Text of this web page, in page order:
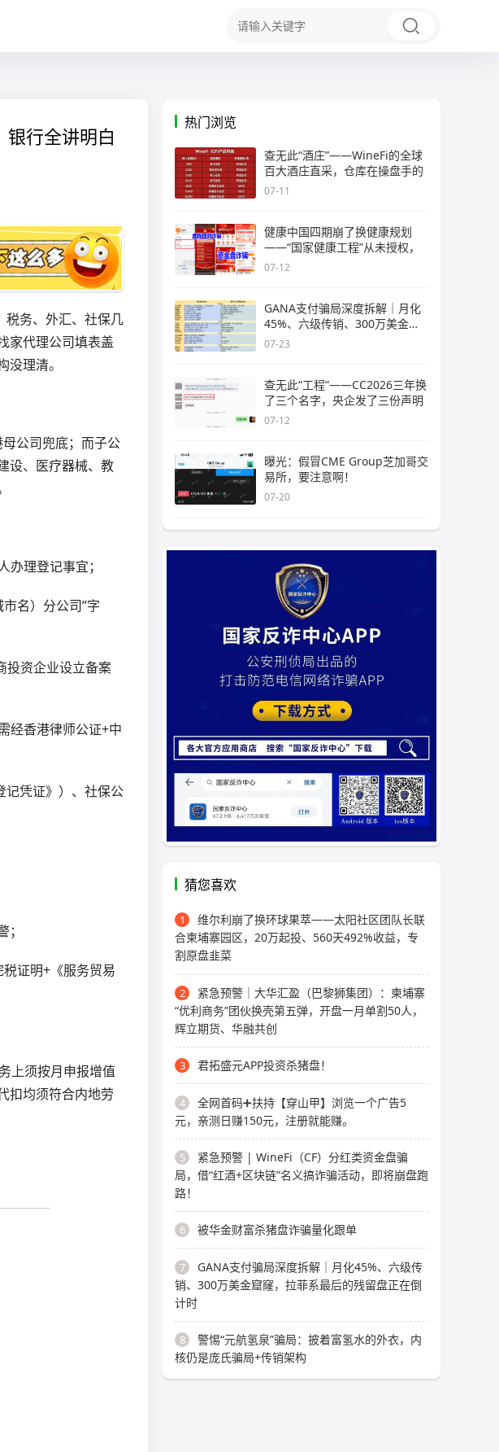
行全讲明白
税务、外汇、社保几
家代理公司填表盖
理清。
公司兜底；而子公
设、医疗器械、教
理登记事宜；
名）分公司”字
投资企业设立备案
经香港律师公证+中
记凭证》）、社保公
证明+《服务贸易
上须按月申报增值
扣均须符合内地劳
热门浏览
查无此“酒庄”——WineFi的全球
百大酒庄直采，仓库在操盘手的
07-11
健康中国四期崩了换健康规划
——“国家健康工程”从未授权，
07-12
GANA支付骗局深度拆解｜月化
45%、六级传销、300万美金窟
窿，拉菲
07-23
查无此“工程”——CC2026三年换
了三个名字，央企发了三份声明
07-12
曝光：假冒CME Group芝加哥交
易所，要注意啊！
07-20
猜您喜欢
1
维尔利崩了换环球果萃——太阳社区团队长联
合柬埔寨园区，20万起投、560天492%收益，专
割原盘韭菜
2
紧急预警｜大华汇盈（巴黎狮集团）：柬埔寨
“优利商务”团伙换壳第五弹，开盘一月单割50人，
辉立期货、华融共创
3 君拓盛元APP投资杀猪盘！
4
全网首码➕扶持【穿山甲】浏览一个广告5
元，亲测日赚150元，注册就能赚。
5
紧急预警 | WineFi（CF）分红类资金盘骗
局，借“红酒+区块链”名义搞诈骗活动，即将崩盘跑
路！
6 被华金财富杀猪盘诈骗量化跟单
7
GANA支付骗局深度拆解｜月化45%、六级传
销、300万美金窟窿，拉菲系最后的残留盘正在倒
计时
8
警惕“元航氢泉”骗局：披着富氢水的外衣，内
核仍是庞氏骗局+传销架构